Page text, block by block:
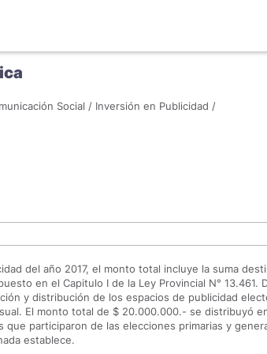
Social / Inversión en Publicidad /
del año 2017, el monto total incluye la suma
en el Capitulo I de la Ley Provincial N° 13.461.
y distribución de los espacios de publicidad
El monto total de $ 20.000.000.- se distribuyó
que participaron de las elecciones primarias y
establece.